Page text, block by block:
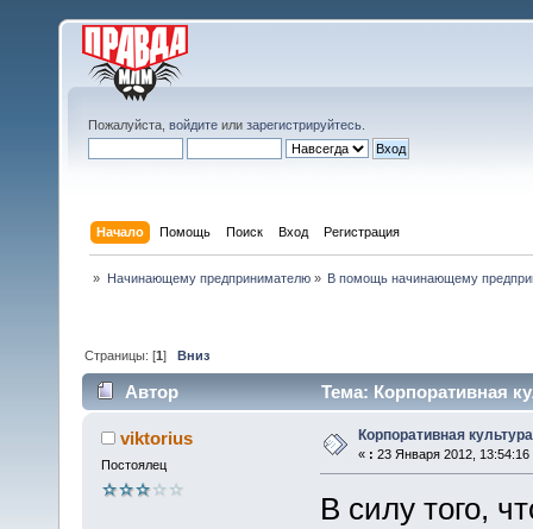
Пожалуйста, войдите или зарегистрируйтесь
Начало Помощь Поиск Вход Регистрация
» Начинающему предпринимателю» В помощь начинающему
Страницы: [1]Вниз
Автор Тема: Корпоративная
viktorius
Постоялец
Корпоративная
« : 23 Января 2012, 13:54:16
В силу того,